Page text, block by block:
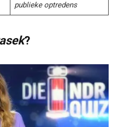
publieke optredens
?